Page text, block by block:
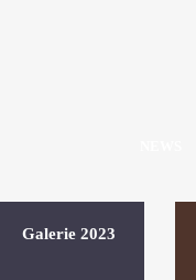
Galerie 2023